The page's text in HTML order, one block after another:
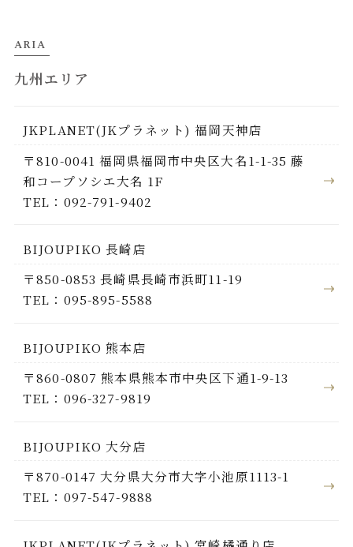
ARIA
九州エリア
JKPLANET(JKプラネット) 福岡天神店
〒810-0041 福岡県福岡市中央区大名1-1-35 藤
和コープソシエ大名 1F
TEL：092-791-9402
BIJOUPIKO 長崎店
〒850-0853 長崎県長崎市浜町11-19
TEL：095-895-5588
BIJOUPIKO 熊本店
〒860-0807 熊本県熊本市中央区下通1-9-13
TEL：096-327-9819
BIJOUPIKO 大分店
〒870-0147 大分県大分市大字小池原1113-1
TEL：097-547-9888